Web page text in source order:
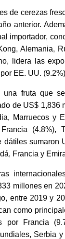
de cerezas
anterior.
importador,
Alemania,
lidera las
EE. UU.
fruta que
de US$
Marruecos y
dátiles
Francia y
millones en
entre 2019 y
como
por Francia
Serbia